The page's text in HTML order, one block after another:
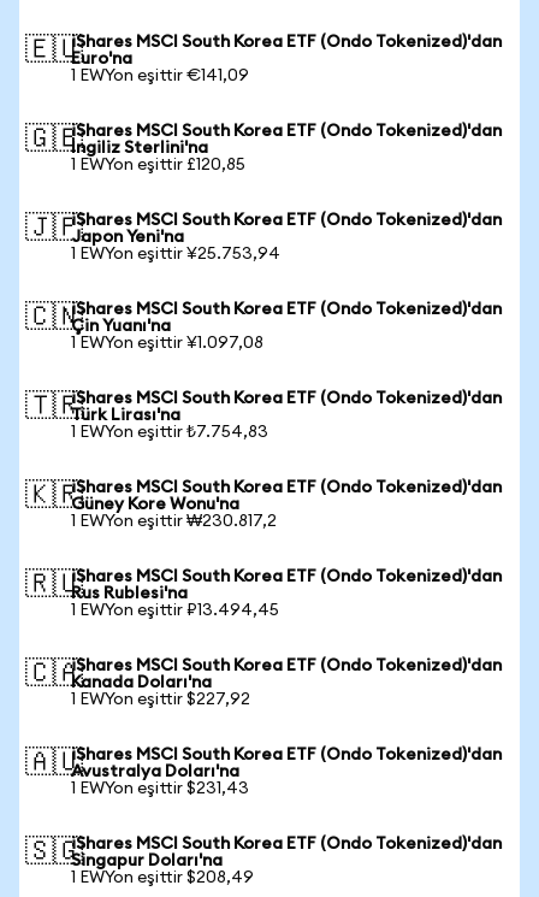
🇪🇺iShares MSCI South Korea ETF (Ondo Tokenized)'dan
Euro'na
1 EWYon eşittir €141,09
🇬🇧iShares MSCI South Korea ETF (Ondo Tokenized)'dan
İngiliz Sterlini'na
1 EWYon eşittir £120,85
🇯🇵iShares MSCI South Korea ETF (Ondo Tokenized)'dan
Japon Yeni'na
1 EWYon eşittir ¥25.753,94
🇨🇳iShares MSCI South Korea ETF (Ondo Tokenized)'dan
Çin Yuanı'na
1 EWYon eşittir ¥1.097,08
🇹🇷iShares MSCI South Korea ETF (Ondo Tokenized)'dan
Türk Lirası'na
1 EWYon eşittir ₺7.754,83
🇰🇷iShares MSCI South Korea ETF (Ondo Tokenized)'dan
Güney Kore Wonu'na
1 EWYon eşittir ₩230.817,2
🇷🇺iShares MSCI South Korea ETF (Ondo Tokenized)'dan
Rus Rublesi'na
1 EWYon eşittir ₽13.494,45
🇨🇦iShares MSCI South Korea ETF (Ondo Tokenized)'dan
Kanada Doları'na
1 EWYon eşittir $227,92
🇦🇺iShares MSCI South Korea ETF (Ondo Tokenized)'dan
Avustralya Doları'na
1 EWYon eşittir $231,43
🇸🇬iShares MSCI South Korea ETF (Ondo Tokenized)'dan
Singapur Doları'na
1 EWYon eşittir $208,49